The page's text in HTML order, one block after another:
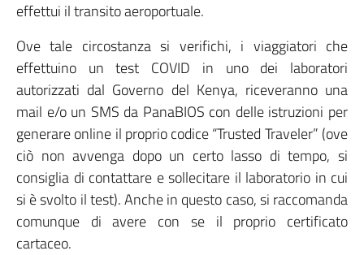
effettui il transito aeroportuale.
Ove tale circostanza si verifichi, i viaggiatori che
effettuino un test COVID in uno dei laboratori
autorizzati dal Governo del Kenya, riceveranno una
mail e/o un SMS da PanaBIOS con delle istruzioni per
generare online il proprio codice “Trusted Traveler” (ove
ciò non avvenga dopo un certo lasso di tempo, si
consiglia di contattare e sollecitare il laboratorio in cui
si è svolto il test). Anche in questo caso, si raccomanda
comunque di avere con se il proprio certificato
cartaceo.